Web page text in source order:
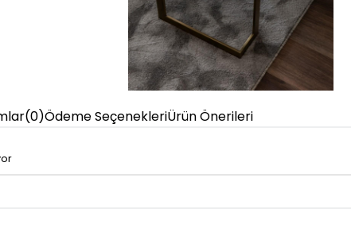
(0)Ödeme SeçenekleriÜrün Önerileri